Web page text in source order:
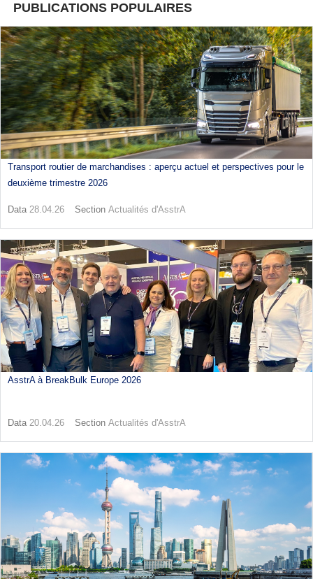
PUBLICATIONS POPULAIRES
Transport routier de marchandises : aperçu actuel et perspectives pour le
deuxième trimestre 2026
Data 28.04.26 Section Actualités d'AsstrA
AsstrA à BreakBulk Europe 2026
Data 20.04.26 Section Actualités d'AsstrA